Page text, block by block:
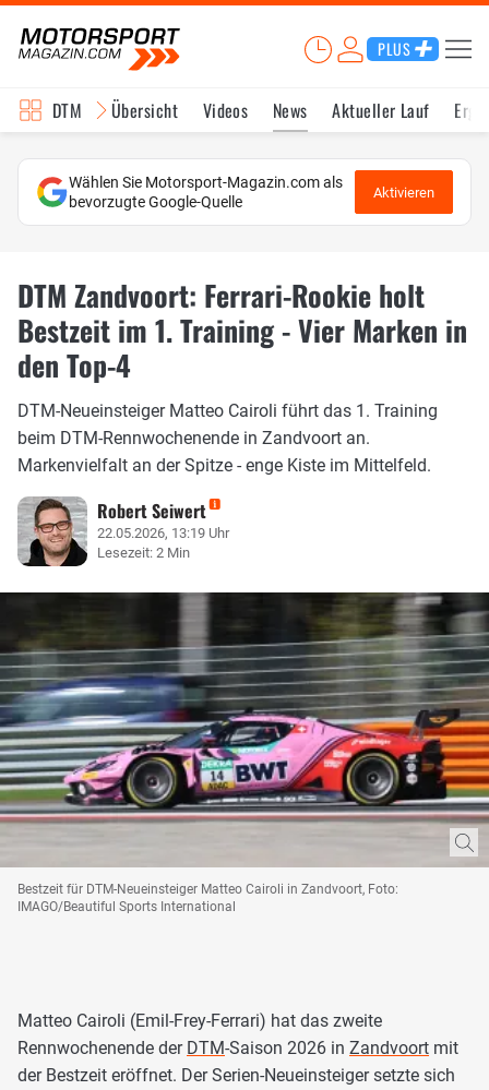
PLUS
DTM Übersicht Videos News Aktueller Lauf
Wählen Sie Motorsport-Magazin.com als
bevorzugte Google-Quelle
Aktivieren
DTM Zandvoort: Ferrari-Rookie holt
Bestzeit im 1. Training - Vier Marken in
den Top-4
DTM-Neueinsteiger Matteo Cairoli führt das 1. Training
beim DTM-Rennwochenende in Zandvoort an.
Markenvielfalt an der Spitze - enge Kiste im Mittelfeld.
Robert Seiwert
22.05.2026, 13:19 Uhr
Lesezeit: 2 Min
Bestzeit für DTM-Neueinsteiger Matteo Cairoli in Zandvoort, Foto:
IMAGO/Beautiful Sports International
Matteo Cairoli (Emil-Frey-Ferrari) hat das zweite
Rennwochenende der DTM-Saison 2026 in Zandvoort mit
der Bestzeit eröffnet. Der Serien-Neueinsteiger setzte sich